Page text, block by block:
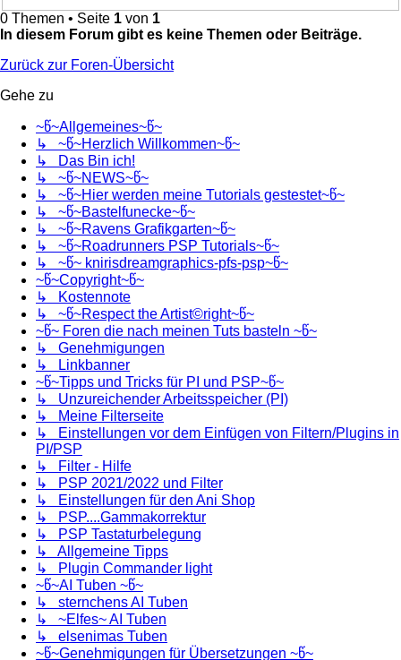
0 Themen • Seite 1 von 1
In diesem Forum gibt es keine Themen oder Beiträge.
Zurück zur Foren-Übersicht
Gehe zu
~წ~Allgemeines~წ~
↳ ~წ~Herzlich Willkommen~წ~
↳ Das Bin ich!
↳ ~წ~NEWS~წ~
↳ ~წ~Hier werden meine Tutorials gestestet~წ~
↳ ~წ~Bastelfunecke~წ~
↳ ~წ~Ravens Grafikgarten~წ~
↳ ~წ~Roadrunners PSP Tutorials~წ~
↳ ~წ~ knirisdreamgraphics-pfs-psp~წ~
~წ~Copyright~წ~
↳ Kostennote
↳ ~წ~Respect the Artist©right~წ~
~წ~ Foren die nach meinen Tuts basteln ~წ~
↳ Genehmigungen
↳ Linkbanner
~წ~Tipps und Tricks für PI und PSP~წ~
↳ Unzureichender Arbeitsspeicher (PI)
↳ Meine Filterseite
↳ Einstellungen vor dem Einfügen von Filtern/Plugins in
PI/PSP
↳ Filter - Hilfe
↳ PSP 2021/2022 und Filter
↳ Einstellungen für den Ani Shop
↳ PSP....Gammakorrektur
↳ PSP Tastaturbelegung
↳ Allgemeine Tipps
↳ Plugin Commander light
~წ~AI Tuben ~წ~
↳ sternchens AI Tuben
↳ ~Elfes~ AI Tuben
↳ elsenimas Tuben
~წ~Genehmigungen für Übersetzungen ~წ~